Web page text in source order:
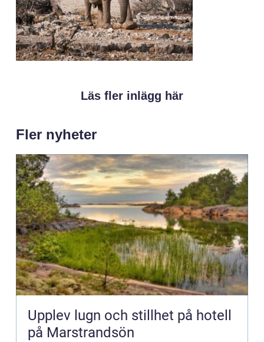
Läs fler inlägg här
Fler nyheter
Upplev lugn och stillhet på hotell
på Marstrandsön